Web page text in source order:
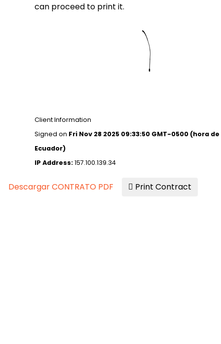
can proceed to print it.
Client Information
Signed on Fri Nov 28 2025 09:33:50 GMT-0500 (hora de
Ecuador)
IP Address:157.100.139.34
Descargar CONTRATO PDF Print Contract